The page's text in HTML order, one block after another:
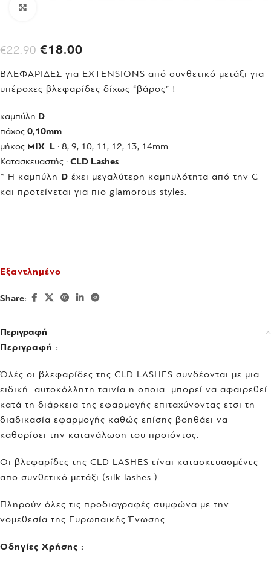
€22.90 €18.00
ΒΛΕΦΑΡΙΔΕΣ για EXTENSIONS από συνθετικό μετάξι για
υπέροχες βλεφαρίδες δίχως “βάρος” !
καμπύλη D
πάχος 0,10mm
μήκος ΜΙΧ L : 8, 9, 10, 11, 12, 13, 14mm
Κατασκευαστής : CLD Lashes
* Η καμπύλη D έχει μεγαλύτερη καμπυλότητα από την C
και προτείνεται για πιο glamorous styles.
Εξαντλημένο
Share:
Περιγραφή
Περιγραφή :
Όλές οι βλεφαρίδες της CLD LASHES συνδέονται με μια
ειδική αυτοκόλλητη ταινία η οποια μπορεί να αφαιρεθεί
κατά τη διάρκεια της εφαρμογής επιταχύνοντας ετσι τη
διαδικασία εφαρμογής καθώς επίσης βοηθάει να
καθορίσει την κατανάλωση του προϊόντος.
Οι βλεφαρίδες της CLD LASHES είναι κατασκευασμένες
απο συνθετικό μετάξι (silk lashes )
Πληρούν όλες τις προδιαγραφές συμφώνα με την
νομεθεσία της Ευρωπαικής Ένωσης
Oδηγίες Χρήσης :